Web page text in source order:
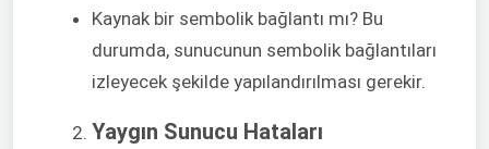
Kaynak bir sembolik bağlantı mı? Bu
durumda, sunucunun sembolik bağlantıları
izleyecek şekilde yapılandırılması gerekir.
Yaygın Sunucu Hataları